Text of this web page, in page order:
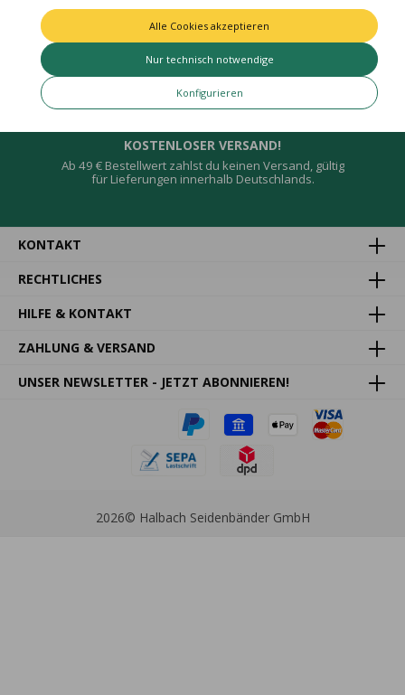
Deine Vorteile
KOSTENLOSER VERSAND!
Ab 49 € Bestellwert zahlst du keinen Versand, gültig
für Lieferungen innerhalb Deutschlands.
KONTAKT
RECHTLICHES
HILFE & KONTAKT
ZAHLUNG & VERSAND
UNSER NEWSLETTER - JETZT ABONNIEREN!
2026© Halbach Seidenbänder GmbH
Nur technisch notwendige
Konfigurieren
Alle Cookies akzeptieren